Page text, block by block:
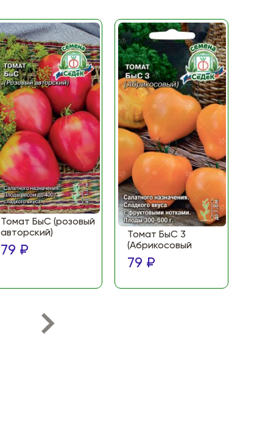
Томат БыС (розовый
авторский)
79 ₽
Томат БыС 3
(Абрикосовый
79 ₽